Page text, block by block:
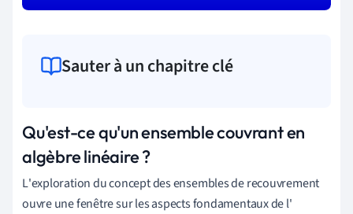
Sauter à un chapitre clé
Qu'est-ce qu'un ensemble couvrant en
algèbre linéaire ?
L'explorationduconceptdesensemblesderecouvrement
ouvreunefenêtresurlesaspectsfondamentauxdel'